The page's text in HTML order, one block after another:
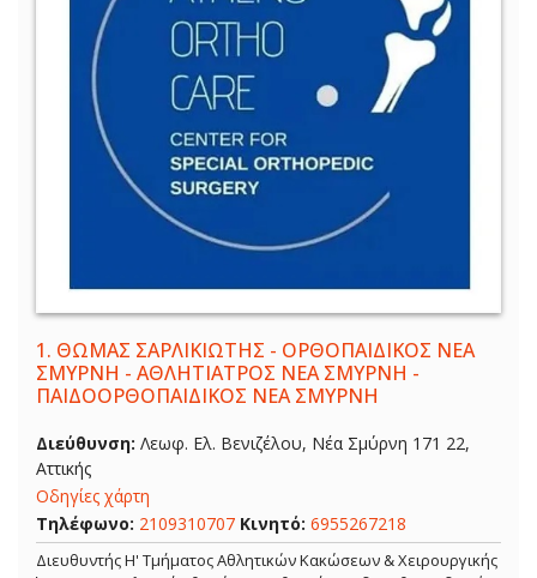
1. ΘΩΜΑΣ ΣΑΡΛΙΚΙΩΤΗΣ - ΟΡΘΟΠΑΙΔΙΚΟΣ ΝΕΑ
ΣΜΥΡΝΗ - ΑΘΛΗΤΙΑΤΡΟΣ ΝΕΑ ΣΜΥΡΝΗ -
ΠΑΙΔΟΟΡΘΟΠΑΙΔΙΚΟΣ ΝΕΑ ΣΜΥΡΝΗ
Διεύθυνση: Λεωφ. Ελ. Βενιζέλου, Νέα Σμύρνη 171 22,
Αττικής
Οδηγίες χάρτη
Τηλέφωνο: 2109310707 Κινητό: 6955267218
Διευθυντής Η' Τμήματος Αθλητικών Κακώσεων & Χειρουργικής